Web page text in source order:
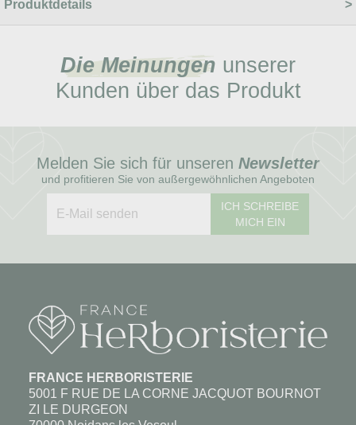
Produktdetails
Die Meinungen unserer
Kunden über das Produkt
Melden Sie sich für unseren Newsletter
und profitieren Sie von außergewöhnlichen Angeboten
ICH SCHREIBE
MICH EIN
FRANCE HERBORISTERIE
5001 F RUE DE LA CORNE JACQUOT BOURNOT
ZI LE DURGEON